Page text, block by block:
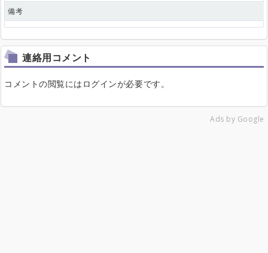
備考
連絡用コメント
コメントの閲覧にはログインが必要です。
Ads by Google